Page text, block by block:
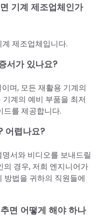
기계 제조업체인가
제조업체입니다.
서가 있나요?
며, 모든 재활용 기계의
기계의 예비 부품을 최저
드를 제공합니다.
어렵나요?
서와 비디오를 보내드릴
의 경우, 저희 엔지니어가
방법을 귀하의 직원들에
면 어떻게 해야 하나